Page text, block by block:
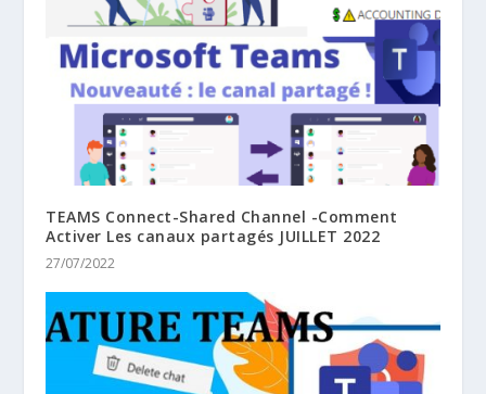
TEAMS Connect-Shared Channel -Comment
Activer Les canaux partagés JUILLET 2022
27/07/2022